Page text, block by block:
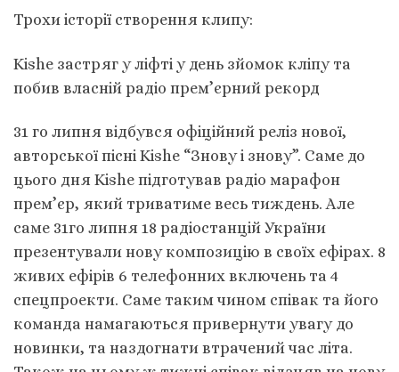
Трохи історії створення клипу:
Kishe застряг у ліфті у день зйомок кліпу та
побив власній радіо прем’єрний рекорд
31 го липня відбувся офіційний реліз нової,
авторської пісні Kishe “Знову і знову”. Саме до
цього дня Kishe підготував радіо марафон
прем’єр, який триватиме весь тиждень. Але
саме 31го липня 18 радіостанцій України
презентували нову композицію в своїх ефірах. 8
живих ефірів 6 телефонних включень та 4
спецпроекти. Саме таким чином співак та його
команда намагаються привернути увагу до
новинки, та наздогнати втрачений час літа.